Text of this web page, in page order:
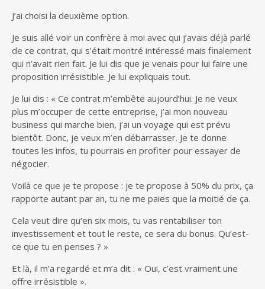
J’ai choisi la deuxième option.
Je suis allé voir un confrère à moi avec qui j’avais déjà parlé
de ce contrat, qui s’était montré intéressé mais finalement
qui n’avait rien fait. Je lui dis que je venais pour lui faire une
proposition irrésistible. Je lui expliquais tout.
Je lui dis : « Ce contrat m’embête aujourd’hui. Je ne veux
plus m’occuper de cette entreprise, j’ai mon nouveau
business qui marche bien, j’ai un voyage qui est prévu
bientôt. Donc, je veux m’en débarrasser. Je te donne
toutes les infos, tu pourrais en profiter pour essayer de
négocier.
Voilà ce que je te propose : je te propose à 50% du prix, ça
rapporte autant par an, tu ne me paies que la moitié de ça.
Cela veut dire qu’en six mois, tu vas rentabiliser ton
investissement et tout le reste, ce sera du bonus. Qu’est-
ce que tu en penses ? »
Et là, il m’a regardé et m’a dit : « Oui, c’est vraiment une
offre irrésistible ».